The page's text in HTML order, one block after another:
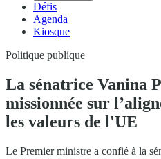
Défis
Agenda
Kiosque
Politique publique
La sénatrice Vanina
missionnée sur
les valeurs de l'UE
Le Premier ministre a confié à la